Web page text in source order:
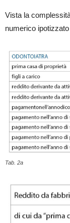
Vista la
numerico
Tab. 2a